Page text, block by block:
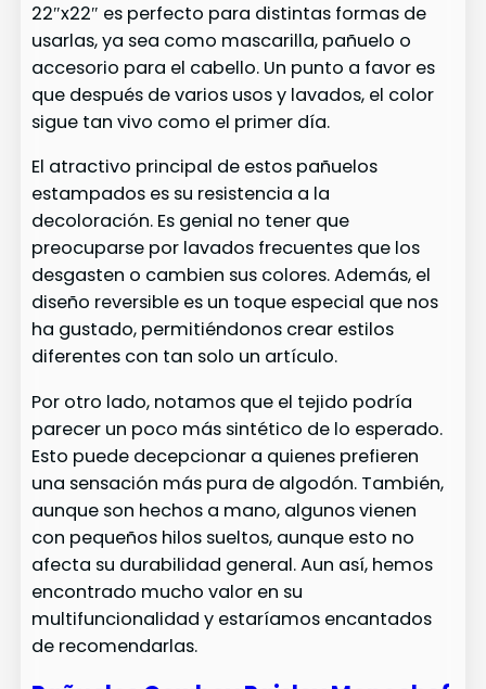
22″x22″ es perfecto para distintas formas de
usarlas, ya sea como mascarilla, pañuelo o
accesorio para el cabello. Un punto a favor es
que después de varios usos y lavados, el color
sigue tan vivo como el primer día.
El atractivo principal de estos pañuelos
estampados es su resistencia a la
decoloración. Es genial no tener que
preocuparse por lavados frecuentes que los
desgasten o cambien sus colores. Además, el
diseño reversible es un toque especial que nos
ha gustado, permitiéndonos crear estilos
diferentes con tan solo un artículo.
Por otro lado, notamos que el tejido podría
parecer un poco más sintético de lo esperado.
Esto puede decepcionar a quienes prefieren
una sensación más pura de algodón. También,
aunque son hechos a mano, algunos vienen
con pequeños hilos sueltos, aunque esto no
afecta su durabilidad general. Aun así, hemos
encontrado mucho valor en su
multifuncionalidad y estaríamos encantados
de recomendarlas.